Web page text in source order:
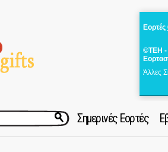
Εορτές
©ΤΕΗ -
Άλλες
Σημερινές Εορτές